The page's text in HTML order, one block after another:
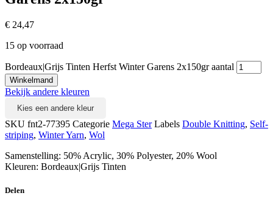
€ 24,47
15 op voorraad
Bordeaux|Grijs Tinten Herfst Winter Garens 2x150gr aantal
Winkelmand
Bekijk andere kleuren
Kies een andere kleur
SKU fnt2-77395 Categorie Mega Ster Labels Double Knitting, Self-
striping, Winter Yarn, Wol
Samenstelling: 50% Acrylic, 30% Polyester, 20% Wool
Kleuren: Bordeaux|Grijs Tinten
Delen